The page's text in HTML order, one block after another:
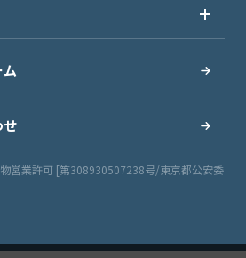
せ
営業許可 [第308930507238号/東京都公安委